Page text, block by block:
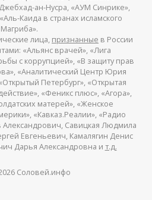
ан-Нусра, «АУМ Синрике»,
Каида в странах исламского
Магриба».
лица, признанные в России
«Альянс врачей», «Лига
с коррупцией», «В защиту прав
«Аналитический Центр Юрия
Петербург», «Открытая
«Феникс плюс», «Агора»,
матерей», «Женское
«Кавказ.Реалии», «Радио
Савицкая Людмила
Евгеньевич, Камалягин Денис
Дарья Александровна и т.д.
Соловей.инфо